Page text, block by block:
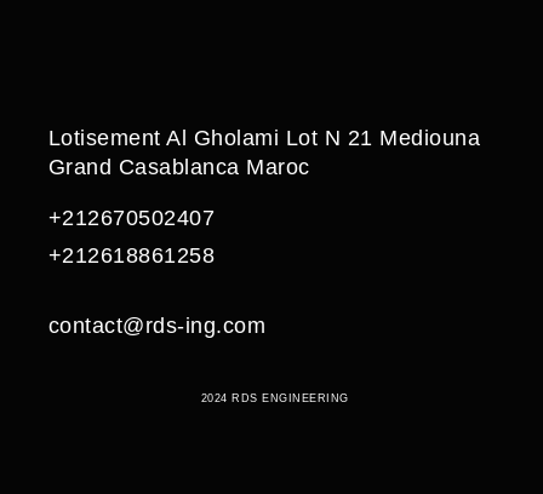
Lotisement Al Gholami Lot N 21 Mediouna
Grand Casablanca Maroc
+212670502407
+212618861258
contact@rds-ing.com
2024 RDS ENGINEERING